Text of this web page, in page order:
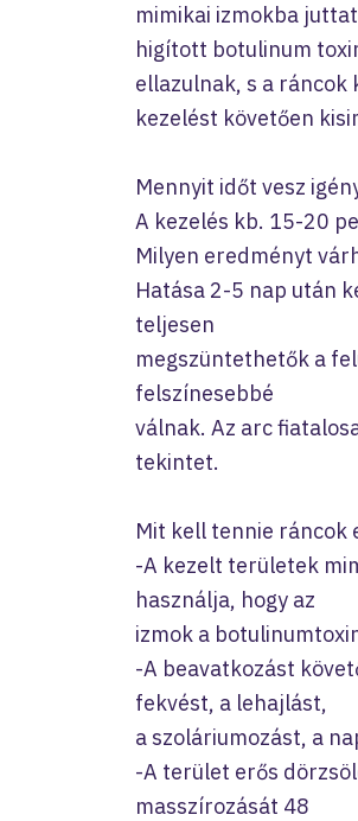
mimikai izmokba
higított botulinum
ellazulnak, s a ráncok
kezelést követően
Mennyit időt vesz
A kezelés kb. 15-20
Milyen eredményt
Hatása 2-5 nap után
teljesen
megszüntethetők a
felszínesebbé
válnak. Az arc
tekintet.
Mit kell tennie ráncok
-A kezelt területek
használja, hogy az
izmok a
-A beavatkozást
fekvést, a lehajlást,
a szoláriumozást, a
-A terület erős
masszírozását 48